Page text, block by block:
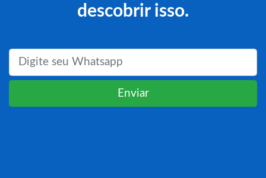
descobrir isso.
Enviar